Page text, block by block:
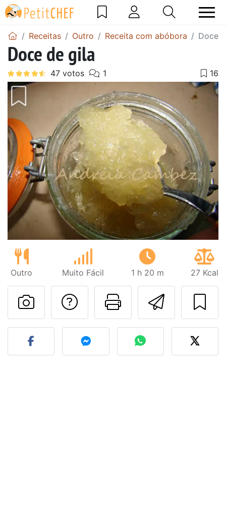
Receitas Outro Receita com abóbora Doce
Doce de gila
Outro Muito Fácil 1 h 20 m 27 Kcal
Imprima
Falar com o autor
Fez esta receita?